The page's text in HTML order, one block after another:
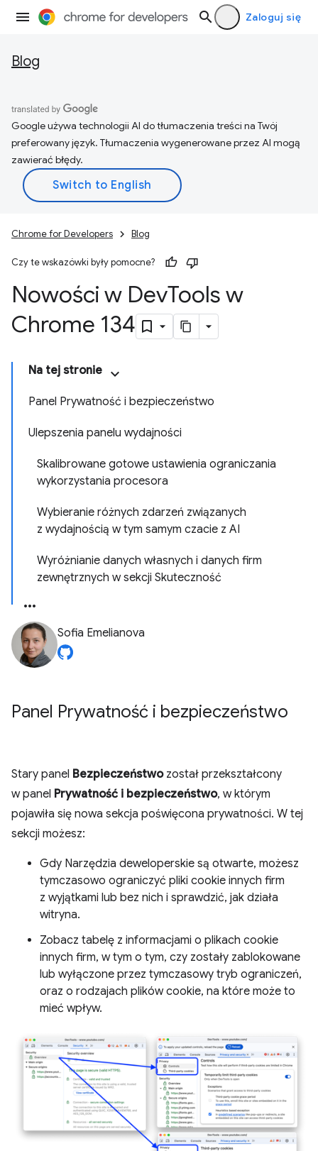
Zaloguj się
Blog
Google używa technologii AI do tłumaczenia treści na Twój
preferowany język. Tłumaczenia wygenerowane przez AI mogą
zawierać błędy.
Chrome for Developers Blog
Czy te wskazówki były pomocne?
Nowości w DevTools w
Chrome 134
Na tej stronie
Panel Prywatność i bezpieczeństwo
Ulepszenia panelu wydajności
Skalibrowane gotowe ustawienia ograniczania
wykorzystania procesora
Wybieranie różnych zdarzeń związanych
z wydajnością w tym samym czacie z AI
Wyróżnianie danych własnych i danych firm
zewnętrznych w sekcji Skuteczność
Sofia Emelianova
Panel Prywatność i bezpieczeństwo
Stary panel Bezpieczeństwozostał przekształcony
w panel Prywatność i bezpieczeństwo, w którym
pojawiła się nowa sekcja poświęcona prywatności. W tej
sekcji możesz:
Gdy Narzędzia deweloperskie są otwarte, możesz
tymczasowo ograniczyć pliki cookie innych firm
z wyjątkami lub bez nich i sprawdzić, jak działa
witryna.
Zobacz tabelę z informacjami o plikach cookie
innych firm, w tym o tym, czy zostały zablokowane
lub wyłączone przez tymczasowy tryb ograniczeń,
oraz o rodzajach plików cookie, na które może to
mieć wpływ.